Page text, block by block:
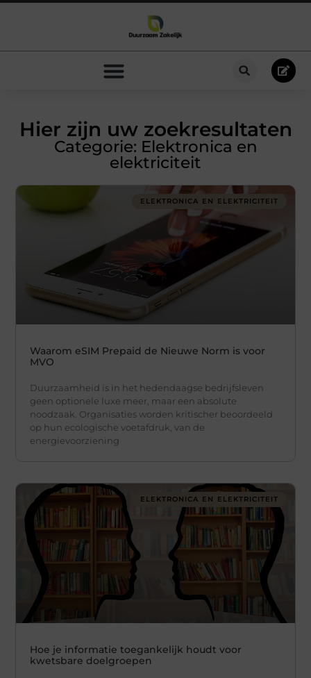
Hier zijn uw zoekresultaten
Categorie: Elektronica en
elektriciteit
ELEKTRONICA EN ELEKTRICITEIT
Waarom eSIM Prepaid de Nieuwe Norm is voor
MVO
Duurzaamheid is in het hedendaagse bedrijfsleven
geen optionele luxe meer, maar een absolute
noodzaak. Organisaties worden kritischer beoordeeld
op hun ecologische voetafdruk, van de
energievoorziening
ELEKTRONICA EN ELEKTRICITEIT
Hoe je informatie toegankelijk houdt voor
kwetsbare doelgroepen